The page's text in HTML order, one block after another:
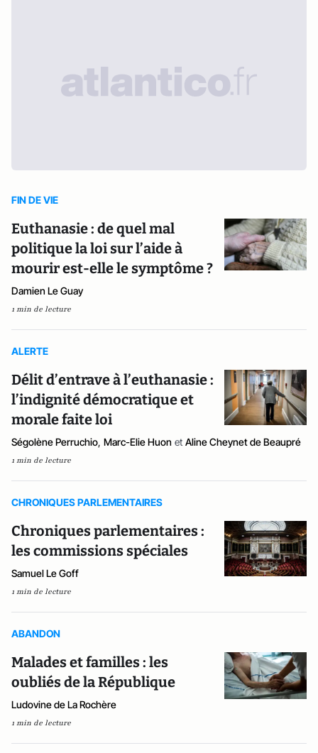
FIN DE VIE
Euthanasie : de quel mal
politique la loi sur l’aide à
mourir est-elle le symptôme ?
Damien Le Guay
1 min de lecture
ALERTE
Délit d’entrave à l’euthanasie :
l’indignité démocratique et
morale faite loi
Ségolène Perruchio, Marc-Elie Huon et Aline Cheynet de Beaupré
1 min de lecture
CHRONIQUES PARLEMENTAIRES
Chroniques parlementaires :
les commissions spéciales
Samuel Le Goff
1 min de lecture
ABANDON
Malades et familles : les
oubliés de la République
Ludovine de La Rochère
1 min de lecture